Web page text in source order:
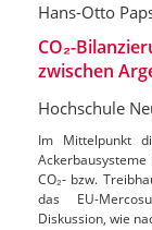
Hans-Otto
CO₂-
zwischen
Hochschule
Im Mittelpunkt
CO₂- bzw.
das EU-
Diskussion, wie